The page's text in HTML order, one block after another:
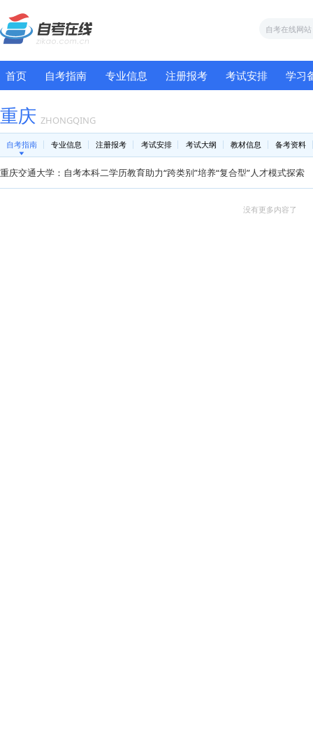
首页 自考指南 专业信息 注册报考 考试
重庆 ZHONGQING
自考指南 专业信息 注册报考 考试安排 考试大纲 教材
重庆交通大学：自考本科二学历教育助力“跨类别”培养“复合型